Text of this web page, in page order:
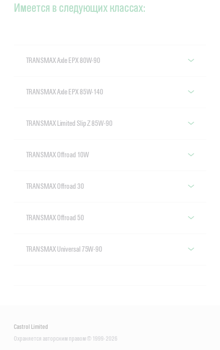
Имеется в следующих классах:
TRANSMAX Axle EPX 80W-90
TRANSMAX Axle EPX 85W-140
TRANSMAX Limited Slip Z 85W-90
TRANSMAX Offroad 10W
TRANSMAX Offroad 30
TRANSMAX Offroad 50
TRANSMAX Universal 75W-90
Castrol Limited
Охраняется авторским правом © 1999-2026